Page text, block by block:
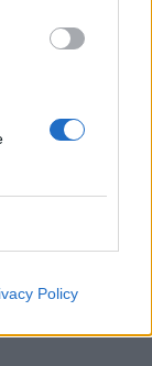
Policy
by
Google